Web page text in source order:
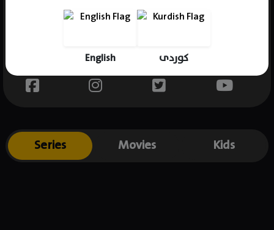
English کوردی
Gender : male
Place of birth : USA
Series Movies Kids